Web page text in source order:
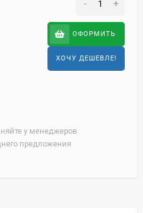
- +
ОФОРМИТЬ
ХОЧУ ДЕШЕВЛЕ!
у менеджеров
предложения